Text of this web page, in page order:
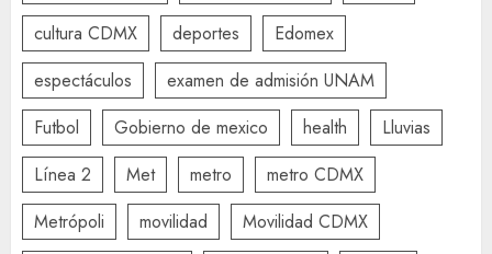
cultura CDMX
deportes
Edomex
espectáculos
examen de admisión UNAM
Futbol
Gobierno de mexico health
Lluvias
Línea 2
Met metro
metro CDMX
Metrópoli
movilidad
Movilidad CDMX